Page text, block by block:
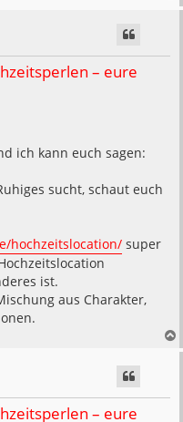
– eure
ich kann euch sagen:
sucht, schaut euch
hochzeitslocation/ super
ist.
aus Charakter,
– eure